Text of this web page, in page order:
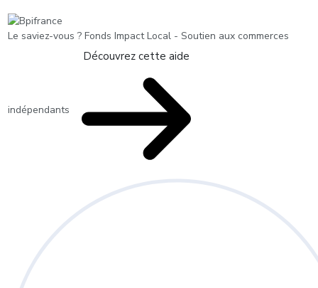
Le saviez-vous ?Fonds Impact Local - Soutien aux commerces
indépendants
Découvrez cette aide